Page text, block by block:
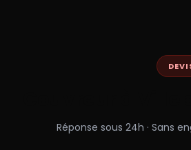
Réponse sous 24h · Sans